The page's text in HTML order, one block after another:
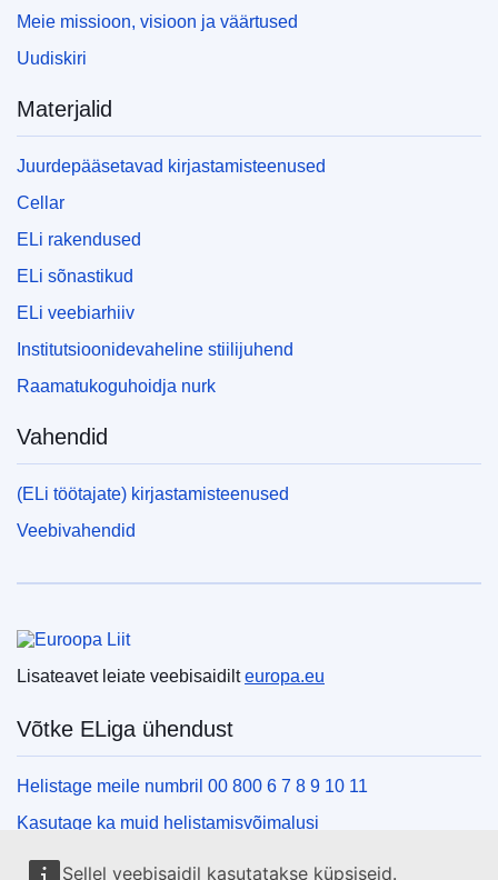
Sellel veebisaidil kasutatakse küpsiseid.
Meie missioon, visioon ja väärtused
Uudiskiri
Materjalid
Juurdepääsetavad kirjastamisteenused
Cellar
ELi rakendused
ELi sõnastikud
ELi veebiarhiiv
Institutsioonidevaheline stiilijuhend
Raamatukoguhoidja nurk
Vahendid
(ELi töötajate) kirjastamisteenused
Veebivahendid
Euroopa Liit
Lisateavet leiate veebisaidilteuropa.eu
Võtke ELiga ühendust
Helistage meile numbril 00 800 6 7 8 9 10 11
Kasutage ka muid helistamisvõimalusi
Kirjutage meile kontaktvormi vahendusel